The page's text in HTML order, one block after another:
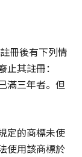
冊後有下列情
其註冊：
滿三年者。但
定的商標未使
使用該商標於